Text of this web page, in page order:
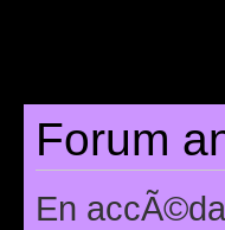
Forum
En